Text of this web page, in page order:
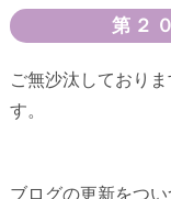
第２
ご無沙汰しており
す。
ブログの更新をつ